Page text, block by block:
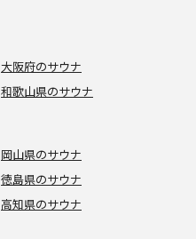
大阪府のサウナ
和歌山県のサウナ
岡山県のサウナ
徳島県のサウナ
高知県のサウナ